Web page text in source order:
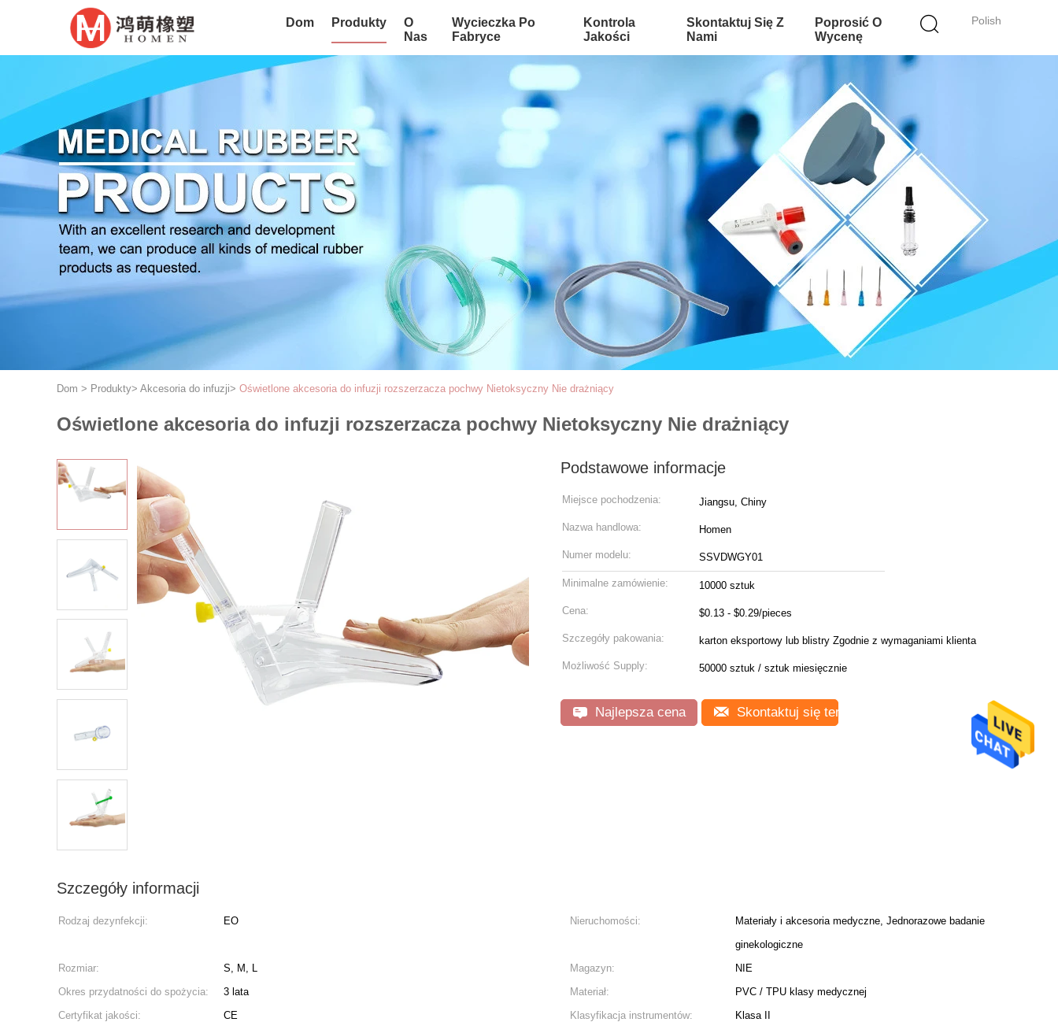
Polish
Dom Produkty
O
Nas
Wycieczka Po
Fabryce
Kontrola
Jakości
Skontaktuj Się Z
Nami
Poprosić O
Wycenę
Dom > Produkty> Akcesoria do infuzji> Oświetlone akcesoria do infuzji rozszerzacza pochwy Nietoksyczny Nie drażniący
Oświetlone akcesoria do infuzji rozszerzacza pochwy Nietoksyczny Nie drażniący
Podstawowe informacje
Miejsce pochodzenia: Jiangsu, Chiny
Nazwa handlowa: Homen
Numer modelu: SSVDWGY01
Minimalne zamówienie: 10000 sztuk
Cena: $0.13 - $0.29/pieces
Szczegóły pakowania: karton eksportowy lub blistry Zgodnie z wymaganiami klienta
Możliwość Supply: 50000 sztuk / sztuk miesięcznie
Najlepsza cena Skontaktuj się teraz
Szczegóły informacji
Rodzaj dezynfekcji: EO Nieruchomości:
Materiały i akcesoria medyczne, Jednorazowe badanie
ginekologiczne
Rozmiar:
S, M, L Magazyn:
NIE
Okres przydatności do spożycia:
3 lata Materiał:
PVC / TPU klasy medycznej
Certyfikat jakości:
CE Klasyfikacja instrumentów:
Klasa II